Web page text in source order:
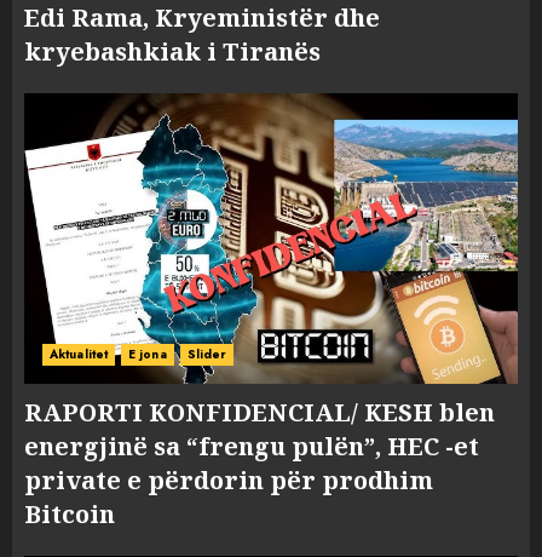
Edi Rama, Kryeministër dhe
kryebashkiak i Tiranës
Aktualitet E jona Slider
RAPORTI KONFIDENCIAL/ KESH blen
energjinë sa “frengu pulën”, HEC -et
private e përdorin për prodhim
Bitcoin